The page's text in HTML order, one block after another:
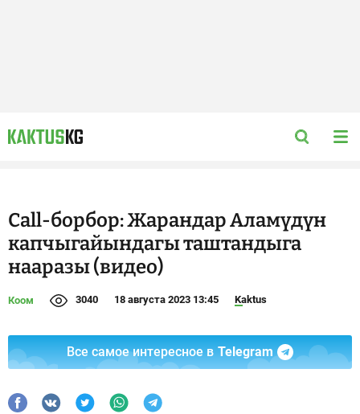
Call-борбор: Жарандар Аламүдүн
капчыгайындагы таштандыга
нааразы (видео)
Коом 3040 18 августа 2023 13:45 Kaktus
Все самое интересное в Telegram